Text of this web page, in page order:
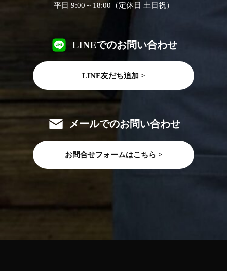
平日 9:00～18:00（定休日 土日祝）
LINEでのお問い合わせ
LINE友だち追加 >
メールでのお問い合わせ
お問合せフォームはこちら >